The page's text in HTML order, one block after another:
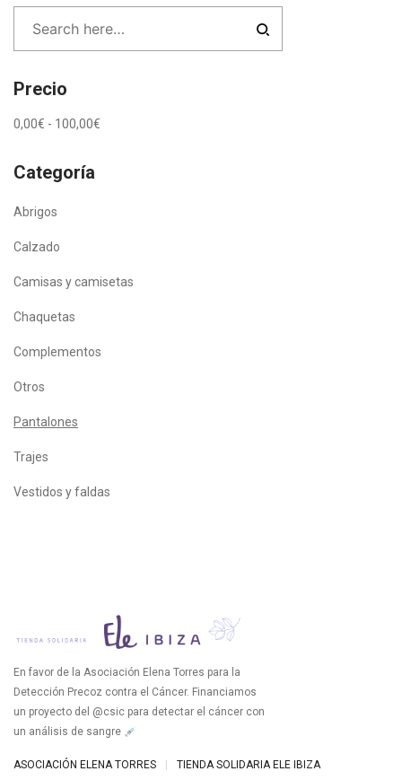
110,43€.33,00€.
Precio
0,00€ - 100,00€
Categoría
Abrigos
Calzado
Camisas y camisetas
Chaquetas
Complementos
Otros
Pantalones
Trajes
Vestidos y faldas
En favor de la Asociación Elena Torres para la
Detección Precoz contra el Cáncer. Financiamos
un proyecto del @csic para detectar el cáncer con
un análisis de sangre
ASOCIACIÓN ELENA TORRES TIENDA SOLIDARIA ELE IBIZA